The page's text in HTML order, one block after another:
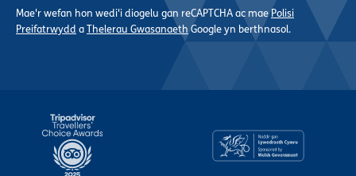
Mae'r wefan hon wedi'i diogelu gan reCAPTCHA ac maePolisi
Preifatrwydd aThelerau GwasanaethGoogle yn berthnasol.